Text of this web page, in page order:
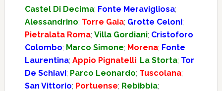
Castel Di Decima; Fonte Meravigliosa;
Alessandrino; Torre Gaia; Grotte Celoni;
Pietralata Roma; Villa Gordiani; Cristoforo
Colombo; Marco Simone; Morena; Fonte
Laurentina; Appio Pignatelli; La Storta; Tor
De Schiavi; Parco Leonardo; Tuscolana;
San Vittorio; Portuense; Rebibbia;